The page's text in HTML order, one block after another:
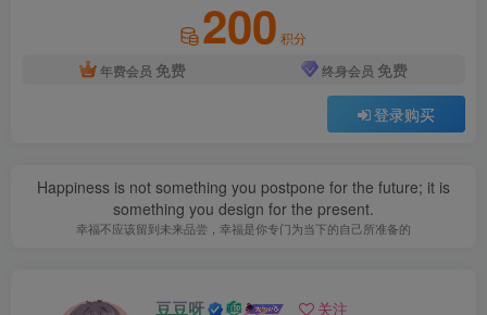
200 积分
年费会员 免费 终身会员 免费
登录购买
Happiness is not something you postpone for the future; it is
something you design for the present.
幸福不应该留到未来品尝，幸福是你专门为当下的自己所准备的
豆豆呀 关注